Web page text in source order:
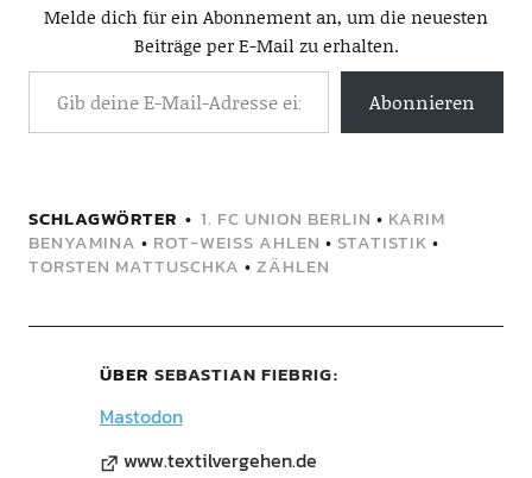
Melde dich für ein Abonnement an, um die neuesten
Beiträge per E-Mail zu erhalten.
Abonnieren
SCHLAGWÖRTER 1. FC UNION BERLIN • KARIM
BENYAMINA • ROT-WEISS AHLEN • STATISTIK •
TORSTEN MATTUSCHKA • ZÄHLEN
ÜBER SEBASTIAN FIEBRIG
Mastodon
www.textilvergehen.de